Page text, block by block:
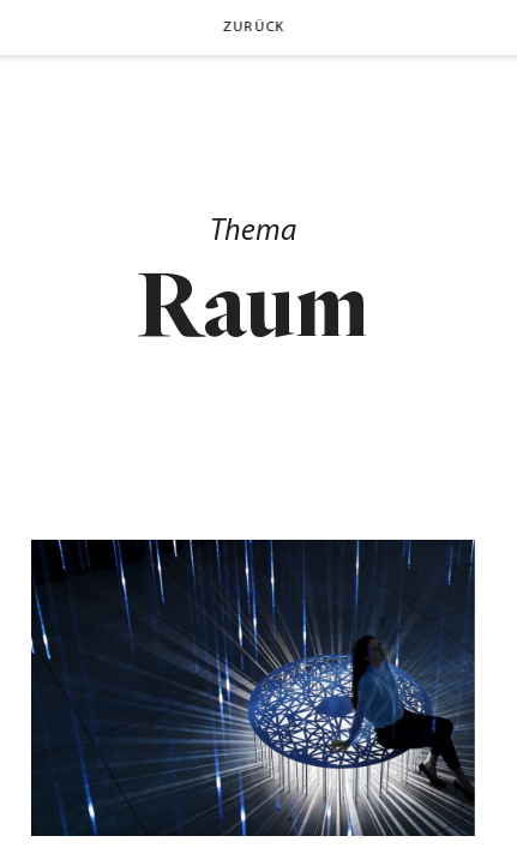
ZURÜCK
Thema
Raum